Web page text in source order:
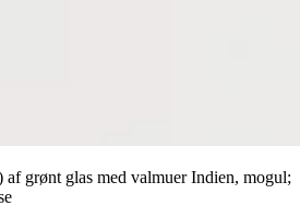
af grønt glas med valmuer Indien, mogul;